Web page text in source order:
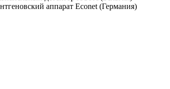
аппарат Econet (Германия)